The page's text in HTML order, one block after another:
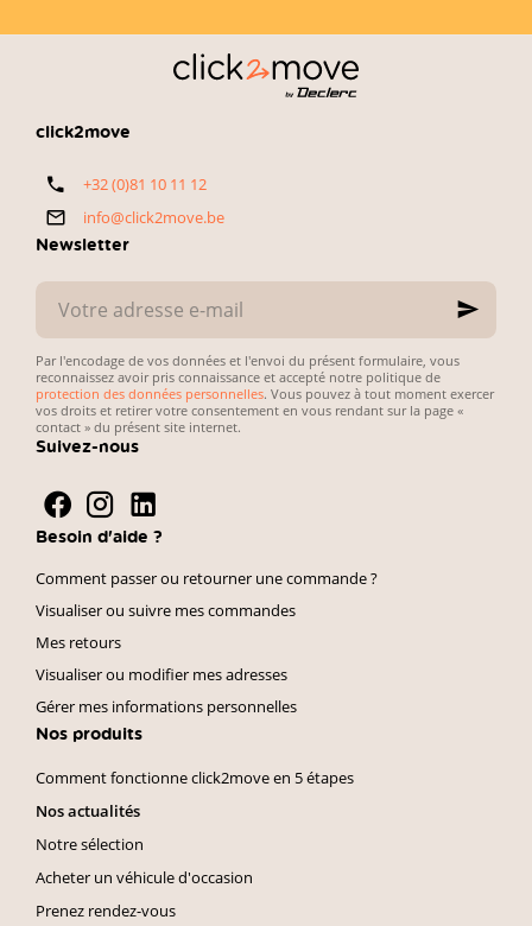
exactement
ce que
recherchent
directe et
d’occasion.
budget,
simplicité des
démarches
administratives.
Newsletter
Votre
adresse
e-
mail
Par l'encodage de vos données et l'envoi du présent formulaire, vous
reconnaissez avoir pris connaissance et accepté notre politique de
protection des données personnelles. Vous pouvez à tout moment exercer
vos droits et retirer votre consentement en vous rendant sur la page «
contact » du présent site internet.
click2move
+32 (0)81 10 11 12
info@click2move.be
Suivez-nous
Besoin d'aide ?
Comment passer ou retourner une commande ?
Visualiser ou suivre mes commandes
Mes retours
Visualiser ou modifier mes adresses
Gérer mes informations personnelles
Nos produits
Comment fonctionne click2move en 5 étapes
Nos actualités
Notre sélection
Acheter un véhicule d'occasion
Prenez rendez-vous